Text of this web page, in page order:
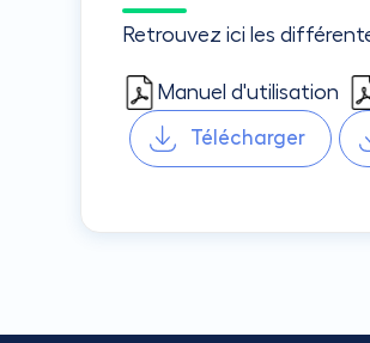
Retrouvez ici les
Manuel d'utilisation
Télécharger